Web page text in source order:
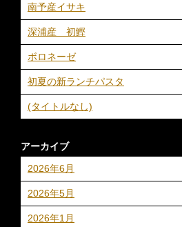
南予産イサキ
深浦産 初鰹
ボロネーゼ
初夏の新ランチパスタ
(タイトルなし)
アーカイブ
2026年6月
2026年5月
2026年1月